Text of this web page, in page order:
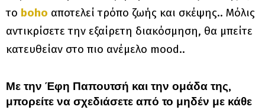
το boho αποτελεί τρόπο ζωής και σκέψης.. Μόλις
αντικρίσετε την εξαίρετη διακόσμηση, θα μπείτε
κατευθείαν στο πιο ανέμελο mood..
Με την Έφη Παπουτσή και την ομάδα της,
μπορείτε να σχεδιάσετε από το μηδέν με κάθε